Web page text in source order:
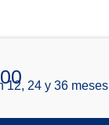
12, 24 y 36 meses